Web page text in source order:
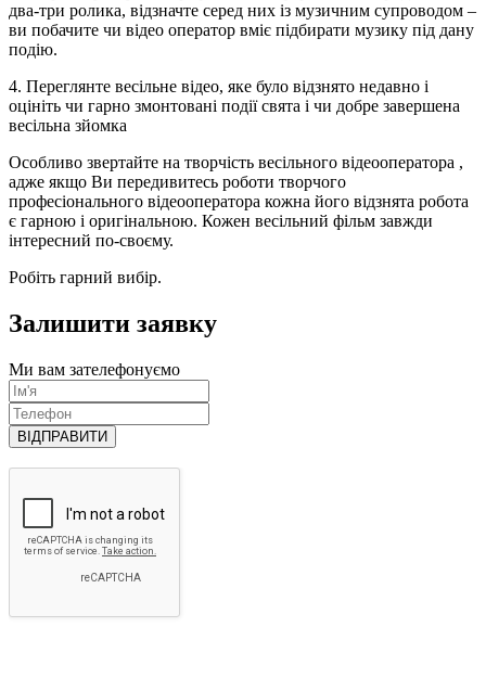
два-три ролика, відзначте серед них із музичним супроводом –
ви побачите чи відео оператор вміє підбирати музику під дану
подію.
4. Переглянте весільне відео, яке було відзнято недавно і
оцініть чи гарно змонтовані події свята і чи добре завершена
весільна зйомка
Особливо звертайте на творчість весільного відеооператора ,
адже якщо Ви передивитесь роботи творчого
професіонального відеооператора кожна його відзнята робота
є гарною і оригінальною. Кожен весільний фільм завжди
інтересний по-своєму.
Робіть гарний вибір.
Залишити заявку
Ми вам зателефонуємо
ВІДПРАВИТИ